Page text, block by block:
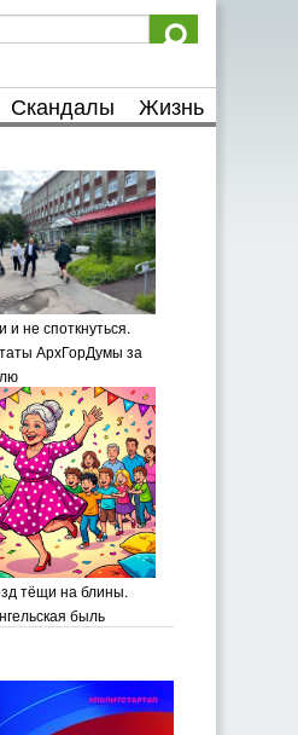
Скандалы Жизнь
и не споткнуться.
АрхГорДумы за
тёщи на блины.
быль